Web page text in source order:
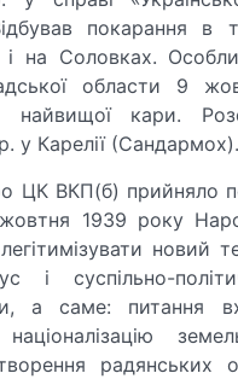
покарання в
на Соловках.
области 9
найвищої кари.
у Карелії (Сандармох).
ЦК ВКП(б) прийняло
1939 року
новий
і суспільно-
а саме: питання
радянських